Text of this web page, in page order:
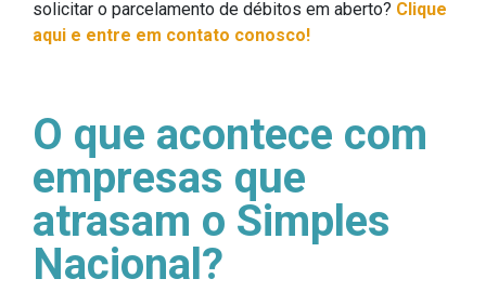
solicitar o parcelamento de débitos em aberto? Clique
aqui e entre em contato conosco!
O que acontece com
empresas que
atrasam o Simples
Nacional?